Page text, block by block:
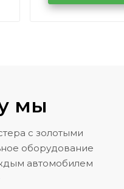
Volkswagen
мы
с золотыми
оборудование
автомобилем